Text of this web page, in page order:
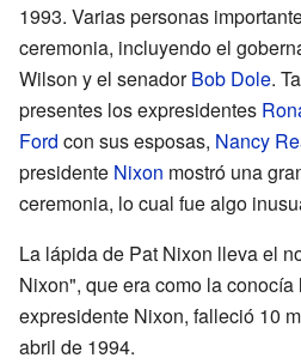
1993. Varias personas
ceremonia, incluyendo el
Wilson y el senadorBob Dole.
presentes los expresidentes
Ford con sus esposas, Nancy
presidente Nixon mostró una
ceremonia, lo cual fue algo
La lápida de Pat Nixon lleva el
Nixon", que era como la
expresidente Nixon, falleció 10
abril de 1994.